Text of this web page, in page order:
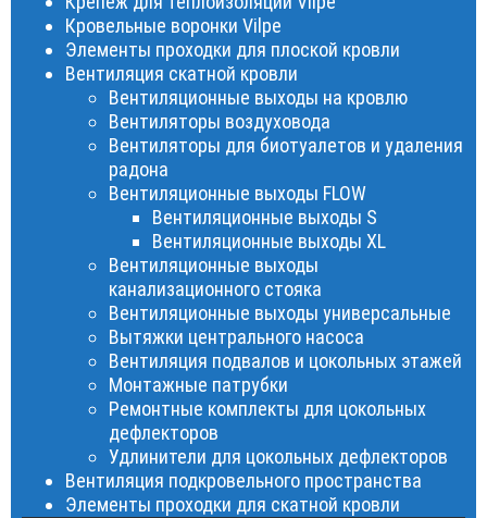
Кровельные воронки Vilpe
Элементы проходки для плоской кровли
Вентиляция скатной кровли
Вентиляционные выходы на кровлю
Вентиляторы воздуховода
Вентиляторы для биотуалетов и удаления
радона
Вентиляционные выходы FLOW
Вентиляционные выходы S
Вентиляционные выходы XL
Вентиляционные выходы
канализационного стояка
Вентиляционные выходы универсальные
Вытяжки центрального насоса
Вентиляция подвалов и цокольных этажей
Монтажные патрубки
Ремонтные комплекты для цокольных
дефлекторов
Удлинители для цокольных дефлекторов
Вентиляция подкровельного пространства
Элементы проходки для скатной кровли